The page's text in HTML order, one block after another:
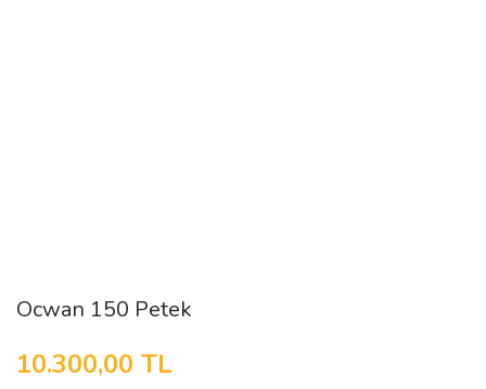
Ocwan 150 Petek
10.300,00 TL